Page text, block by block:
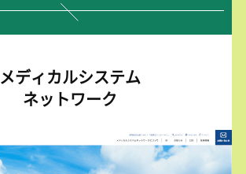
メディカルシステム
ネットワーク